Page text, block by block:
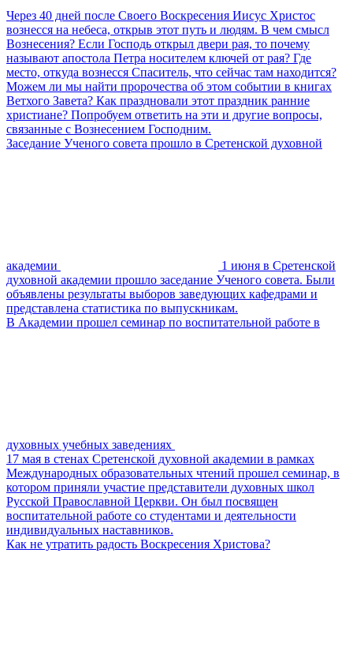
Через 40 дней после Своего Воскресения Иисус Христос
вознесся на небеса, открыв этот путь и людям. В чем смысл
Вознесения? Если Господь открыл двери рая, то почему
называют апостола Петра носителем ключей от рая? Где
место, откуда вознесся Спаситель, что сейчас там находится?
Можем ли мы найти пророчества об этом событии в книгах
Ветхого Завета? Как праздновали этот праздник ранние
христиане? Попробуем ответить на эти и другие вопросы,
связанные с Вознесением Господним.
Заседание Ученого совета прошло в Сретенской духовной
академии
1 июня в Сретенской
духовной академии прошло заседание Ученого совета. Были
объявлены результаты выборов заведующих кафедрами и
представлена статистика по выпускникам.
В Академии прошел семинар по воспитательной работе в
духовных учебных заведениях
17 мая в стенах Сретенской духовной академии в рамках
Международных образовательных чтений прошел семинар, в
котором приняли участие представители духовных школ
Русской Православной Церкви. Он был посвящен
воспитательной работе со студентами и деятельности
индивидуальных наставников.
Как не утратить радость Воскресения Христова?